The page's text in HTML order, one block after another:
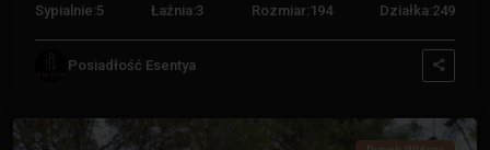
Sypialnie:5 Łaźnia:3 Rozmiar: 194 Działka:249
Posiadłość Esentya
Balkony,